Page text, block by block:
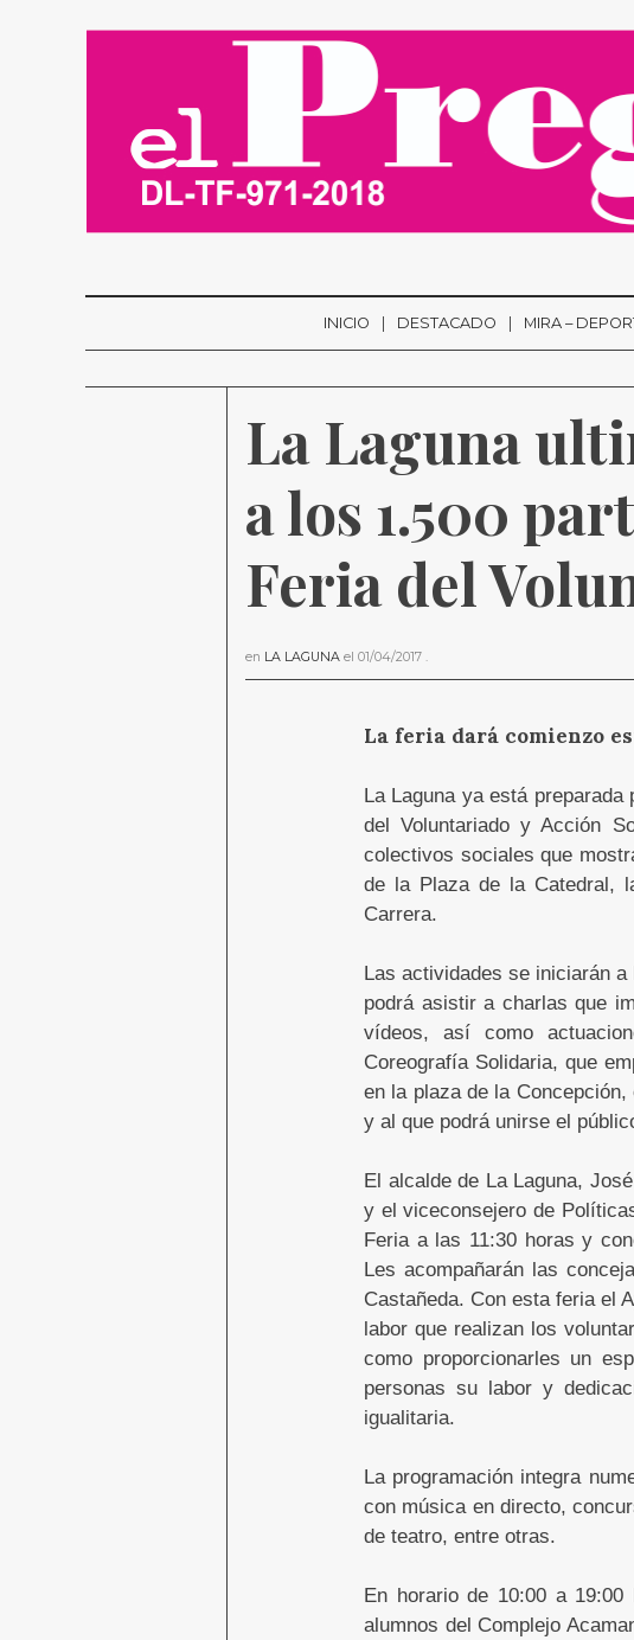
INICIO DESTACADO MIRA –
La Laguna
a los 1.500
Feria del
en LA LAGUNA el 01/04/2017 .
La feria dará comienzo
La Laguna ya está
del Voluntariado y Acción
colectivos sociales que
de la Plaza de la Catedral,
Carrera.
Las actividades se iniciarán
podrá asistir a charlas que
vídeos, así como
Coreografía Solidaria, que
en la plaza de la
y al que podrá unirse el
El alcalde de La Laguna,
y el viceconsejero de
Feria a las 11:30 horas y
Les acompañarán las
Castañeda. Con esta feria el
labor que realizan los
como proporcionarles un
personas su labor y
igualitaria.
La programación integra
con música en directo,
de teatro, entre otras.
En horario de 10:00 a
alumnos del Complejo